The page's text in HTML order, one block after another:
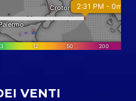
VENTI